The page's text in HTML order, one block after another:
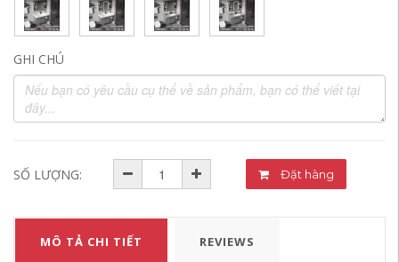
GHI CHÚ
SỐ LƯỢNG: Đặt hàng
MÔ TẢ CHI TIẾT REVIEWS